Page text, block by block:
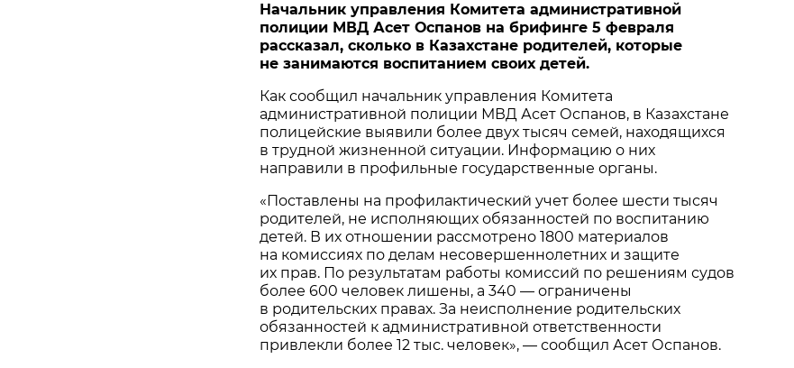
Начальник управления Комитета административной
полиции МВД Асет Оспанов на брифинге 5 февраля
рассказал, сколько в Казахстане родителей, которые
не занимаются воспитанием своих детей.
Как сообщил начальник управления Комитета
административной полиции МВД Асет Оспанов, в Казахстане
полицейские выявили более двух тысяч семей, находящихся
в трудной жизненной ситуации. Информацию о них
направили в профильные государственные органы.
«Поставлены на профилактический учет более шести тысяч
родителей, не исполняющих обязанностей по воспитанию
детей. В их отношении рассмотрено 1800 материалов
на комиссиях по делам несовершеннолетних и защите
их прав. По результатам работы комиссий по решениям судов
более 600 человек лишены, а 340 — ограничены
в родительских правах. За неисполнение родительских
обязанностей к административной ответственности
привлекли более 12 тыс. человек», — сообщил Асет Оспанов.